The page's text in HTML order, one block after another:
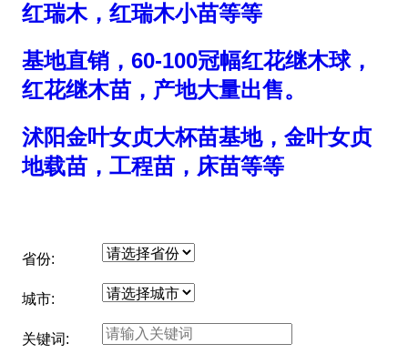
红瑞木，红瑞木小苗等等
基地直销，60-100冠幅红花继木球，
红花继木苗，产地大量出售。
沭阳金叶女贞大杯苗基地，金叶女贞
地载苗，工程苗，床苗等等
省份:
城市:
关键词: